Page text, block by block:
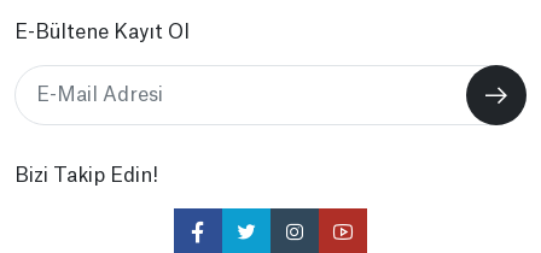
E-Bültene Kayıt Ol
Bizi Takip Edin!